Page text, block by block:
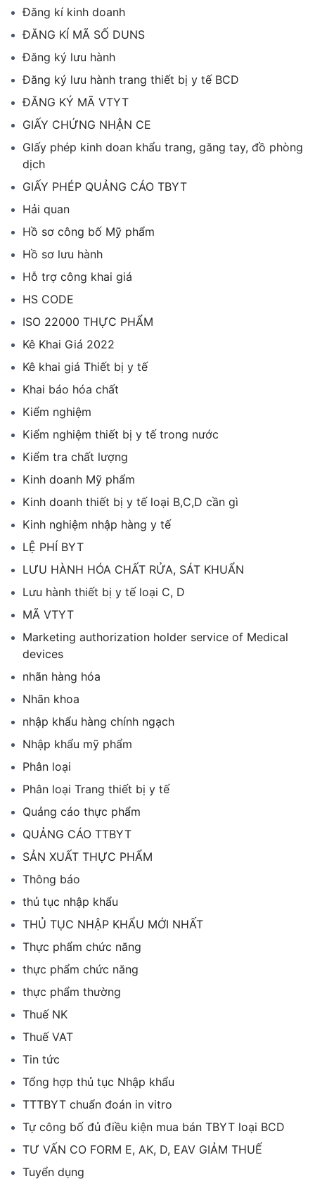
Đăng kí kinh doanh
ĐĂNG KÍ MÃ SỐ DUNS
Đăng ký lưu hành
Đăng ký lưu hành trang thiết bị y tế BCD
ĐĂNG KÝ MÃ VTYT
GIẤY CHỨNG NHẬN CE
GIấy phép kinh doan khẩu trang, găng tay, đồ phòng
dịch
GIẤY PHÉP QUẢNG CÁO TBYT
Hải quan
Hồ sơ công bố Mỹ phẩm
Hồ sơ lưu hành
Hỗ trợ công khai giá
HS CODE
ISO 22000 THỰC PHẨM
Kê Khai Giá 2022
Kê khai giá Thiết bị y tế
Khai báo hóa chất
Kiểm nghiệm
Kiểm nghiệm thiết bị y tế trong nước
Kiểm tra chất lượng
Kinh doanh Mỹ phẩm
Kinh doanh thiết bị y tế loại B,C,D cần gì
Kinh nghiệm nhập hàng y tế
LỆ PHÍ BYT
LƯU HÀNH HÓA CHẤT RỬA, SÁT KHUẨN
Lưu hành thiết bị y tế loại C, D
MÃ VTYT
Marketing authorization holder service of Medical
devices
nhãn hàng hóa
Nhãn khoa
nhập khẩu hàng chính ngạch
Nhập khẩu mỹ phẩm
Phân loại
Phân loại Trang thiết bị y tế
Quảng cáo thực phẩm
QUẢNG CÁO TTBYT
SẢN XUẤT THỰC PHẨM
Thông báo
thủ tục nhập khẩu
THỦ TỤC NHẬP KHẨU MỚI NHẤT
Thực phẩm chức năng
thực phẩm chức năng
thực phẩm thường
Thuế NK
Thuế VAT
Tin tức
Tổng hợp thủ tục Nhập khẩu
TTTBYT chuẩn đoán in vitro
Tự công bố đủ điều kiện mua bán TBYT loại BCD
TƯ VẤN CO FORM E, AK, D, EAV GIẢM THUẾ
Tuyển dụng